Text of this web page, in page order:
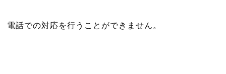
電話での対応を行うことができません。